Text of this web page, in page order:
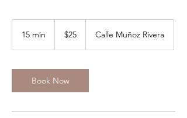
15 min
i
n
dollars
$25 Calle Muñoz Rivera
Book Now